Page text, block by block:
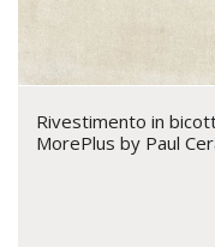
Rivestimento in
MorePlus by Paul